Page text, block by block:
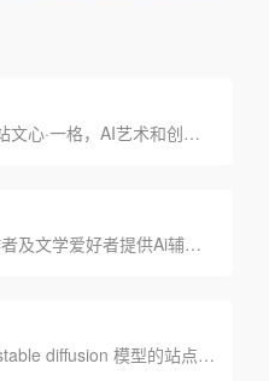
百度出品的AI绘画网站文心·一格，AI艺术和创意辅助平台，依托飞桨、文心大模型的技术创新推出的“AI作画”产品，可轻松驾驭多种风格，人人皆可“一语成画”
彩云小梦-为文学创作者及文学爱好者提供Ai辅助创作编辑工具
一个共享和免费下载stable diffusion 模型的站点，又称C站